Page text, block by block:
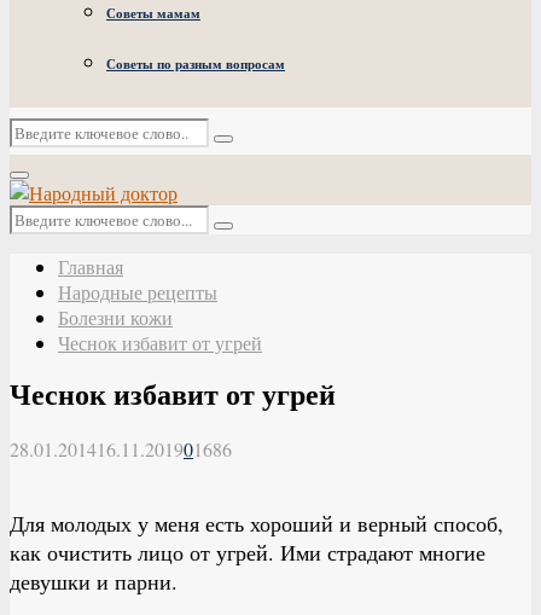
Советы мамам
Советы по разным вопросам
Искать:
Поиск
Основное
меню
Искать:
Поиск
Главная
Народные рецепты
Болезни кожи
Чеснок избавит от угрей
Чеснок избавит от угрей
28.01.201416.11.201901686
Для молодых у меня есть хороший и верный способ,
как очистить лицо от угрей. Ими страдают многие
девушки и парни.